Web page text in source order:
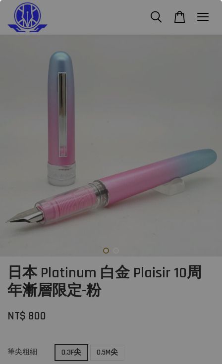
日本 Platinum 白金 Plaisir 10周
年漸層限定-粉
NT$ 800
筆尖粗細 0.3F尖 0.5M尖